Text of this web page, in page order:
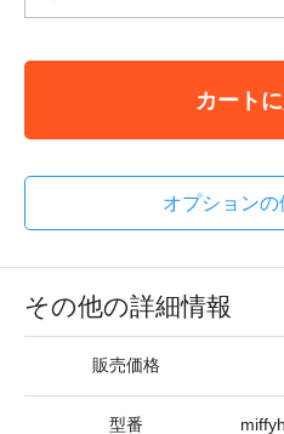
カート
オプションの
その他の詳細情報
販売価格
型番